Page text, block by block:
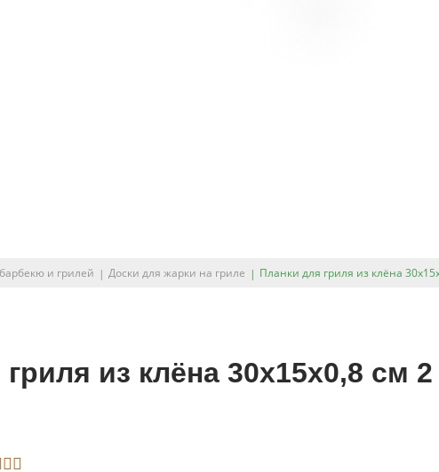
и грилей Доски для жарки на гриле Планки для гриля из клёна
из клёна 30x15x0,8 см